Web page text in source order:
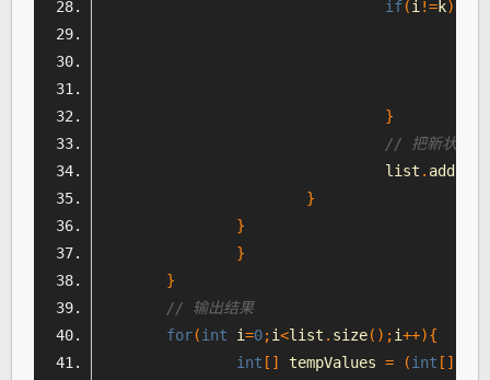
if(i !=k){
}
// 把新状态添
				 list
. add
}
}
}
}
// 输出结果
for(int i=0;i<list . size();i++){
int [] tempValues = (int [])